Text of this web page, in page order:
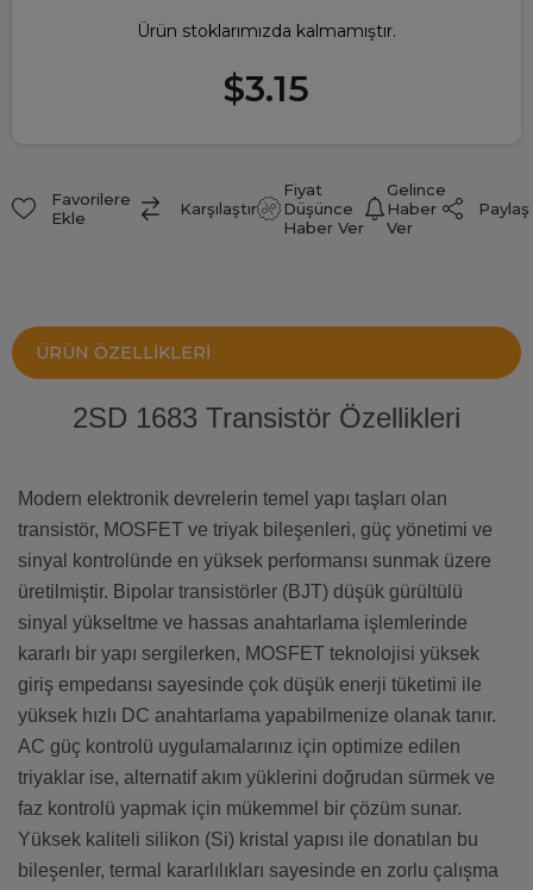
Ürün stoklarımızda kalmamıştır.
$3.15
Favorilere
Ekle
Karşılaştır
Fiyat
Düşünce
Haber Ver
Gelince
Haber
Ver
Paylaş
ÜRÜN ÖZELLIKLERI
2SD 1683 Transistör Özellikleri
Modern elektronik devrelerin temel yapı taşları olan
transistör, MOSFET ve triyak bileşenleri, güç yönetimi ve
sinyal kontrolünde en yüksek performansı sunmak üzere
üretilmiştir. Bipolar transistörler (BJT) düşük gürültülü
sinyal yükseltme ve hassas anahtarlama işlemlerinde
kararlı bir yapı sergilerken, MOSFET teknolojisi yüksek
giriş empedansı sayesinde çok düşük enerji tüketimi ile
yüksek hızlı DC anahtarlama yapabilmenize olanak tanır.
AC güç kontrolü uygulamalarınız için optimize edilen
triyaklar ise, alternatif akım yüklerini doğrudan sürmek ve
faz kontrolü yapmak için mükemmel bir çözüm sunar.
Yüksek kaliteli silikon (Si) kristal yapısı ile donatılan bu
bileşenler, termal kararlılıkları sayesinde en zorlu çalışma